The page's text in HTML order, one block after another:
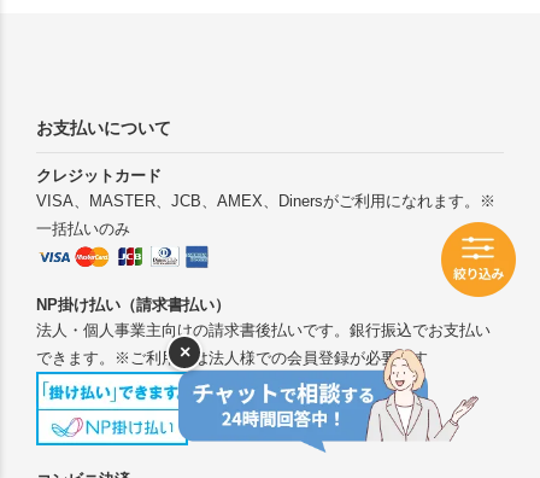
お支払いについて
クレジットカード
VISA、MASTER、JCB、AMEX、Dinersがご利用になれます。※
一括払いのみ
NP掛け払い（請求書払い）
法人・個人事業主向けの請求書後払いです。銀行振込でお支払い
できます。※ご利用には法人様での会員登録が必要です
×